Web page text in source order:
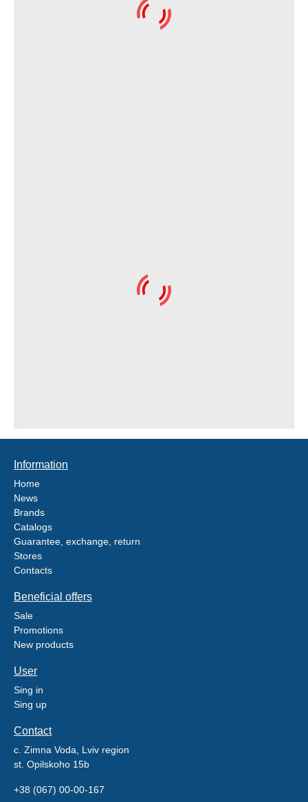
Information
Home
News
Brands
Catalogs
Guarantee, exchange, return
Stores
Contacts
Beneficial offers
Sale
Promotions
New products
User
Sing in
Sing up
Contact
c. Zimna Voda, Lviv region
st. Opilskoho 15b
+38 (067) 00-00-167